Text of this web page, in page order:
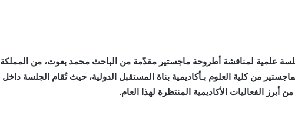
يوم الأربعاء الموافق 2 يوليو 2025، جلسة علمية لمناقشة أطروحة ماجستير مقدّمة من الباحث محمد بعوت، من المملكة
من كلية العلوم بـأكاديمية بناة المستقبل الدولية، حيث تُقام الجلسة داخل
أبرز الفعاليات الأكاديمية المنتظرة لهذا العام.